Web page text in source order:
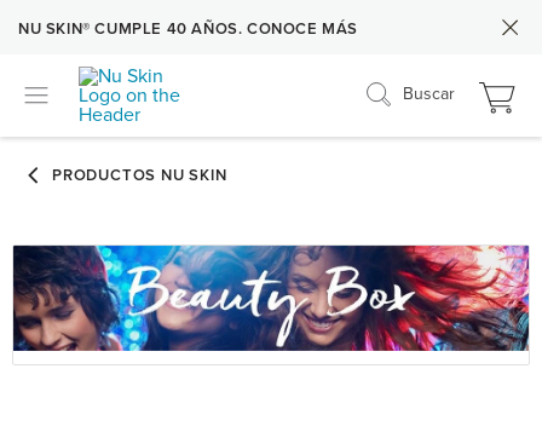
NU SKIN® CUMPLE 40 AÑOS. CONOCE MÁS
Buscar